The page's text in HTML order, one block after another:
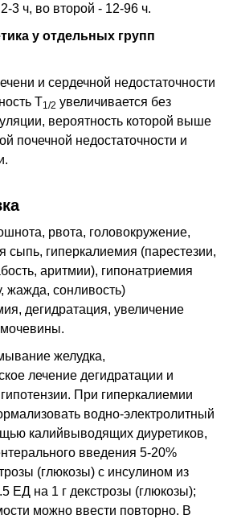
3 ч, во второй - 12-96 ч.
у отдельных групп
и сердечной недостаточности
Т1/2 увеличивается без
вероятность которой выше
почечной недостаточности и
рвота, головокружение,
сыпь, гиперкалиемия (парестезии,
аритмии), гипонатриемия
жажда, сонливость)
дегидратация, увеличение
желудка,
лечение дегидратации и
При гиперкалиемии
водно-электролитный
калийвыводящих диуретиков,
введения 5-20%
(глюкозы) с инсулином из
ЕД на 1 г декстрозы (глюкозы);
можно ввести повторно. В